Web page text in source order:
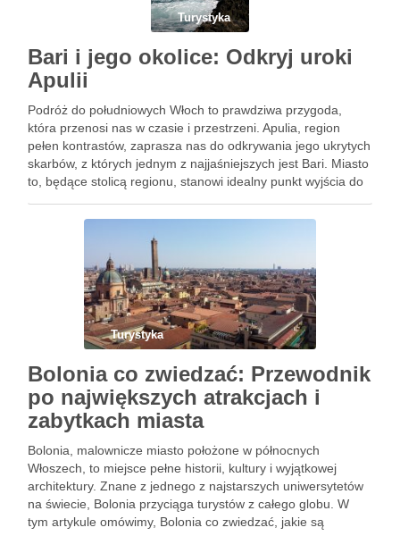
Turystyka
Bari i jego okolice: Odkryj uroki
Apulii
Podróż do południowych Włoch to prawdziwa przygoda,
która przenosi nas w czasie i przestrzeni. Apulia, region
pełen kontrastów, zaprasza nas do odkrywania jego ukrytych
skarbów, z których jednym z najjaśniejszych jest Bari. Miasto
to, będące stolicą regionu, stanowi idealny punkt wyjścia do
Turystyka
Bolonia co zwiedzać: Przewodnik
po największych atrakcjach i
zabytkach miasta
Bolonia, malownicze miasto położone w północnych
Włoszech, to miejsce pełne historii, kultury i wyjątkowej
architektury. Znane z jednego z najstarszych uniwersytetów
na świecie, Bolonia przyciąga turystów z całego globu. W
tym artykule omówimy, Bolonia co zwiedzać, jakie są